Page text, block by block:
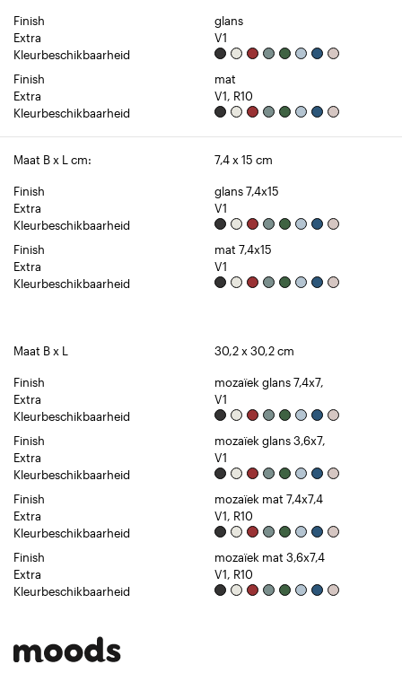
Finish
glans
Extra
V1
Kleurbeschikbaarheid
Finish
mat
Extra
V1, R10
Kleurbeschikbaarheid
Maat B x L cm: 7,4 x 15 cm
Finish
glans 7,4x15
Extra
V1
Kleurbeschikbaarheid
Finish
mat 7,4x15
Extra
V1
Kleurbeschikbaarheid
Maat B x L 30,2 x 30,2 cm
Finish
mozaïek glans 7,4x7,
Extra
V1
Kleurbeschikbaarheid
Finish
mozaïek glans 3,6x7,
Extra
V1
Kleurbeschikbaarheid
Finish
mozaïek mat 7,4x7,4
Extra
V1, R10
Kleurbeschikbaarheid
Finish
mozaïek mat 3,6x7,4
Extra
V1, R10
Kleurbeschikbaarheid